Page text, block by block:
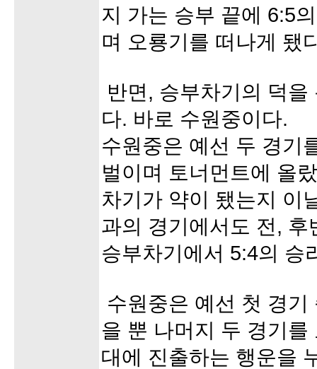
지 가는 승부 끝에 6:5
며 오룡기를 떠나게 됐
반면, 승부차기의 덕
다. 바로 수원중이다.
수원중은 예선 두 경기
벌이며 토너먼트에 올
차기가 약이 됐는지 이
과의 경기에서도 전,
승부차기에서 5:4의 승
수원중은 예선 첫 경
을 뿐 나머지 두 경기
대에 진출하는 행운을